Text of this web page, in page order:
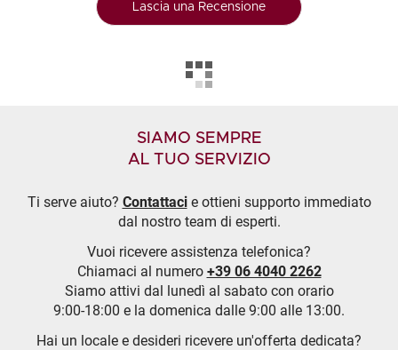
Lascia una Recensione
SIAMO SEMPRE
AL TUO SERVIZIO
Ti serve aiuto? Contattacie ottieni supporto immediato
dal nostro team di esperti.
Vuoi ricevere assistenza telefonica?
Chiamaci al numero +39 06 4040 2262
Siamo attivi dal lunedì al sabato con orario
9:00-18:00 e la domenica dalle 9:00 alle 13:00.
Hai un locale e desideri ricevere un'offerta dedicata?